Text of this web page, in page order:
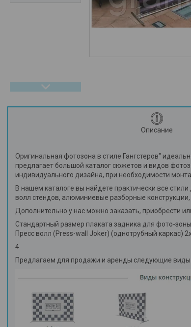
Описание
Оригинальная фотозона в стиле Гангстеров"
предлагает большой каталог сюжетов и видов
индивидуального дизайна, при необходимости
В нашем каталоге вы найдете практически все
волл стендов, алюминиевые разборные
Дополнительно у нас можно заказать, приобрести
Стандартный размер плаката задника для фото-
Пресс волл (Press-wall Joker) (однотрубный каркас)
4
Предлагаем для продажи и аренды следующие виды